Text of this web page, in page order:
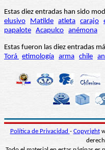
Estas diez entradas han sido
elusivo
Matilde atleta carajo
papalote Acapulco anémona
Estas fueron las diez entradas
Torá etimología arma chile
Política de Privacidad - Copyright